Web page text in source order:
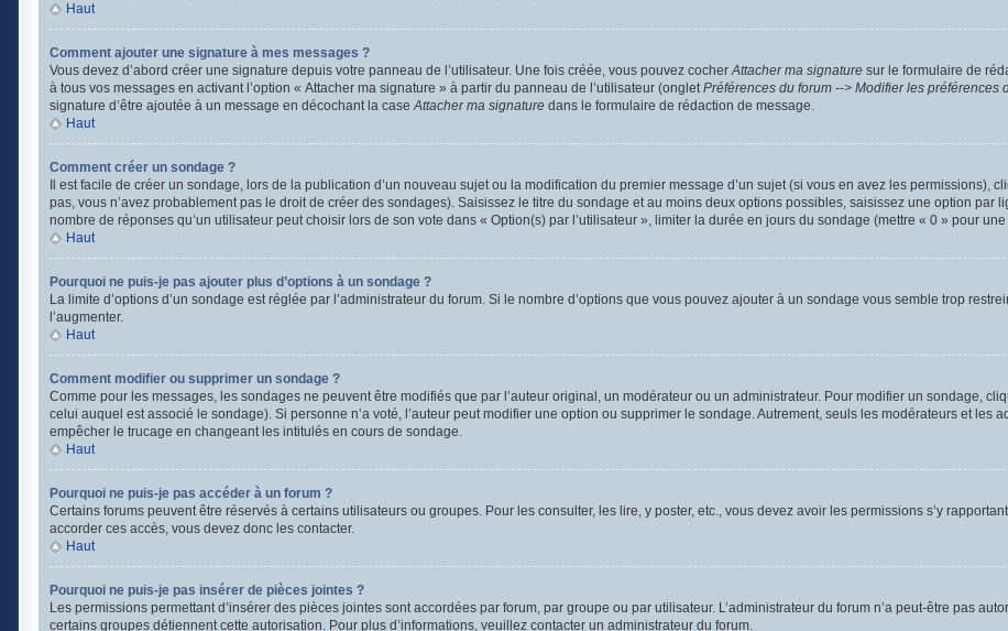
Haut
Comment ajouter une signature à mes messages ?
Vous devez d’abord créer une signature depuis votre panneau de l’utilisateur. Une fois créée, vous pouvez cocherAttacher ma signature sur le formulaire de
à tous vos messages en activant l’option « Attacher ma signature » à partir du panneau de l’utilisateur (ongletPréférences du forum --> Modifier les préférences
signature d’être ajoutée à un message en décochant la caseAttacher ma signature dans le formulaire de rédaction de message.
Haut
Comment créer un sondage ?
Il est facile de créer un sondage, lors de la publication d’un nouveau sujet ou la modification du premier message d’un sujet (si vous en avez les permissions),
pas, vous n’avez probablement pas le droit de créer des sondages). Saisissez le titre du sondage et au moins deux options possibles, saisissez une option par
nombre de réponses qu’un utilisateur peut choisir lors de son vote dans « Option(s) par l’utilisateur », limiter la durée en jours du sondage (mettre « 0 » pour
Haut
Pourquoi ne puis-je pas ajouter plus d’options à un sondage ?
La limite d’options d’un sondage est réglée par l’administrateur du forum. Si le nombre d’options que vous pouvez ajouter à un sondage vous semble trop
l’augmenter.
Haut
Comment modifier ou supprimer un sondage ?
Comme pour les messages, les sondages ne peuvent être modifiés que par l’auteur original, un modérateur ou un administrateur. Pour modifier un sondage,
celui auquel est associé le sondage). Si personne n’a voté, l’auteur peut modifier une option ou supprimer le sondage. Autrement, seuls les modérateurs et les
empêcher le trucage en changeant les intitulés en cours de sondage.
Haut
Pourquoi ne puis-je pas accéder à un forum ?
Certains forums peuvent être réservés à certains utilisateurs ou groupes. Pour les consulter, les lire, y poster, etc., vous devez avoir les permissions s’y
accorder ces accès, vous devez donc les contacter.
Haut
Pourquoi ne puis-je pas insérer de pièces jointes ?
Les permissions permettant d’insérer des pièces jointes sont accordées par forum, par groupe ou par utilisateur. L’administrateur du forum n’a peut-être pas
certains groupes détiennent cette autorisation. Pour plus d’informations, veuillez contacter un administrateur du forum.